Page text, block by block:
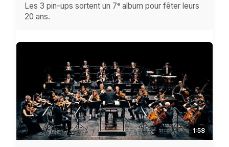
Les 3 pin-ups sortent un 7ᵉ album pour fêter leurs
20 ans.
1:58